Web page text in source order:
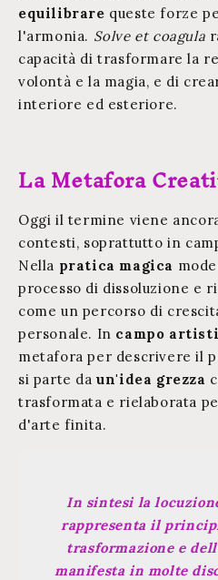
equilibrare queste forze
l'armonia. Solve et coagula
capacità di trasformare la
volontà e la magia, e di
interiore ed esteriore.
La Metafora
Oggi il termine viene
contesti, soprattutto in
Nella pratica magica
processo di dissoluzione e
come un percorso di
personale. In campo
metafora per descrivere il
si parte daun'idea grezza
trasformata e rielaborata
d'arte finita.
In sintesi la
rappresenta il
trasformazione e
manifesta in molte